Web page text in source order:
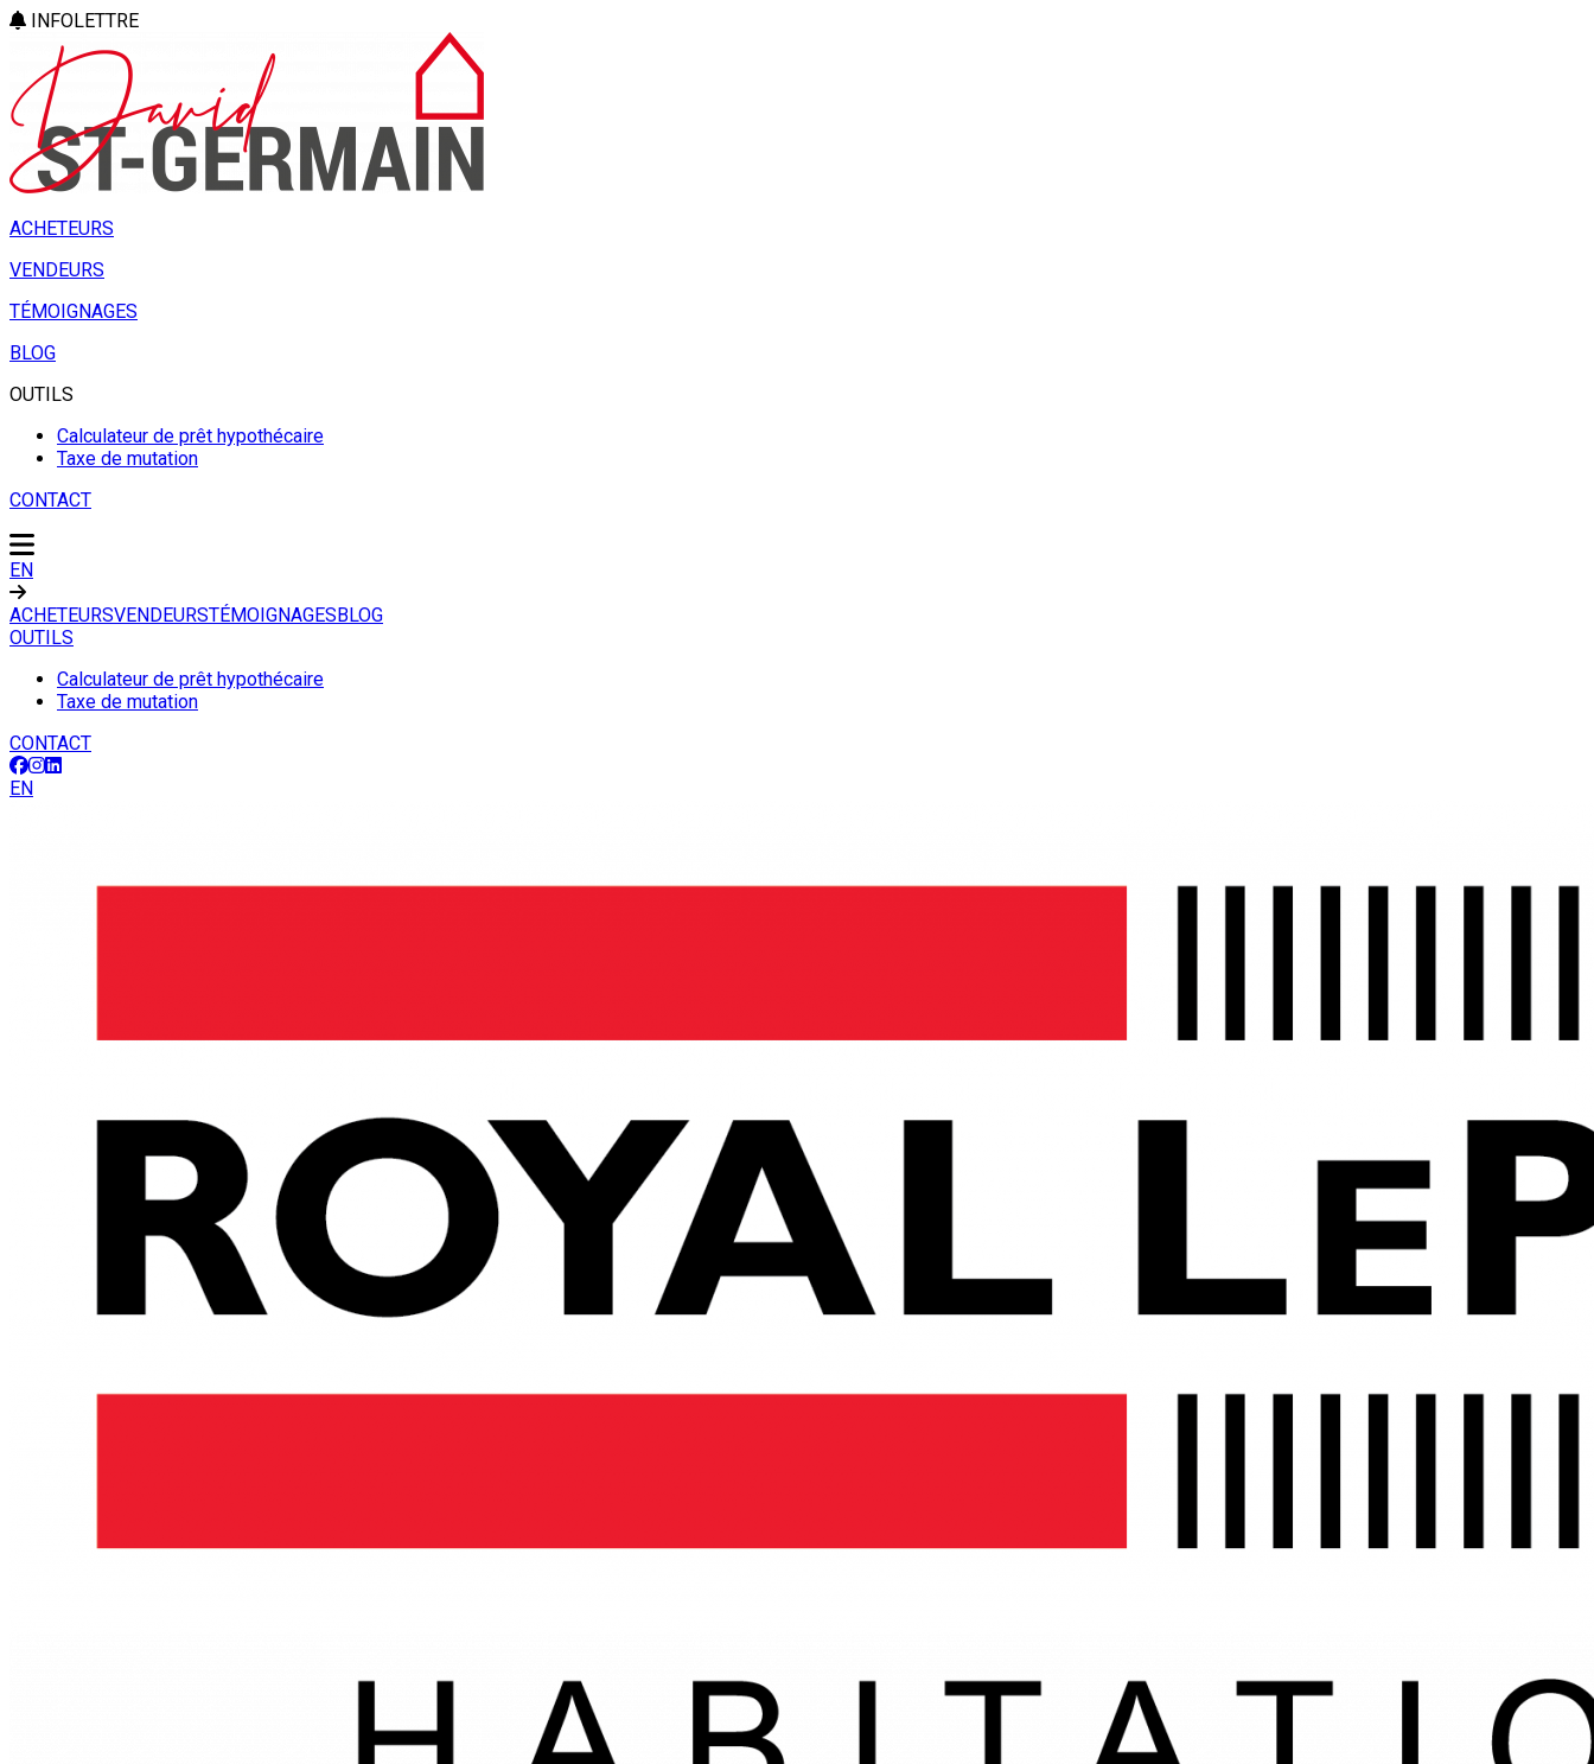
INFOLETTRE
ACHETEURS
VENDEURS
TÉMOIGNAGES
BLOG
OUTILS
Calculateur de prêt hypothécaire
Taxe de mutation
CONTACT
EN
ACHETEURSVENDEURSTÉMOIGNAGESBLOG
OUTILS
Calculateur de prêt hypothécaire
Taxe de mutation
CONTACT
EN